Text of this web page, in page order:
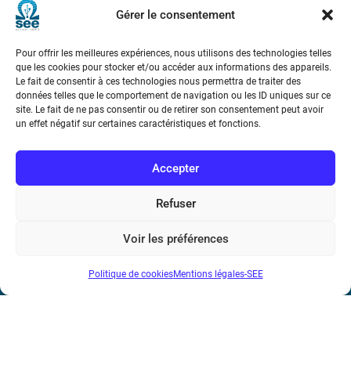
Gérer le consentement
Pour offrir les meilleures expériences, nous utilisons des technologies telles
que les cookies pour stocker et/ou accéder aux informations des appareils.
Le fait de consentir à ces technologies nous permettra de traiter des
données telles que le comportement de navigation ou les ID uniques sur ce
site. Le fait de ne pas consentir ou de retirer son consentement peut avoir
un effet négatif sur certaines caractéristiques et fonctions.
Accepter
Refuser
Voir les préférences
Politique de cookiesMentions légales-SEE
Société de l’Electricité, de l’Electronique et des Technologies
de l’Information et de la Communication
17 rue de l’Amiral Hamelin
Métro : « Boissière » Ligne 6 et « Iéna » Ligne 9
Téléphone : (+33) 1 56 90 37 17
N° de SIREN : 785 393 232, Code APE : 9412Z TVA intra-